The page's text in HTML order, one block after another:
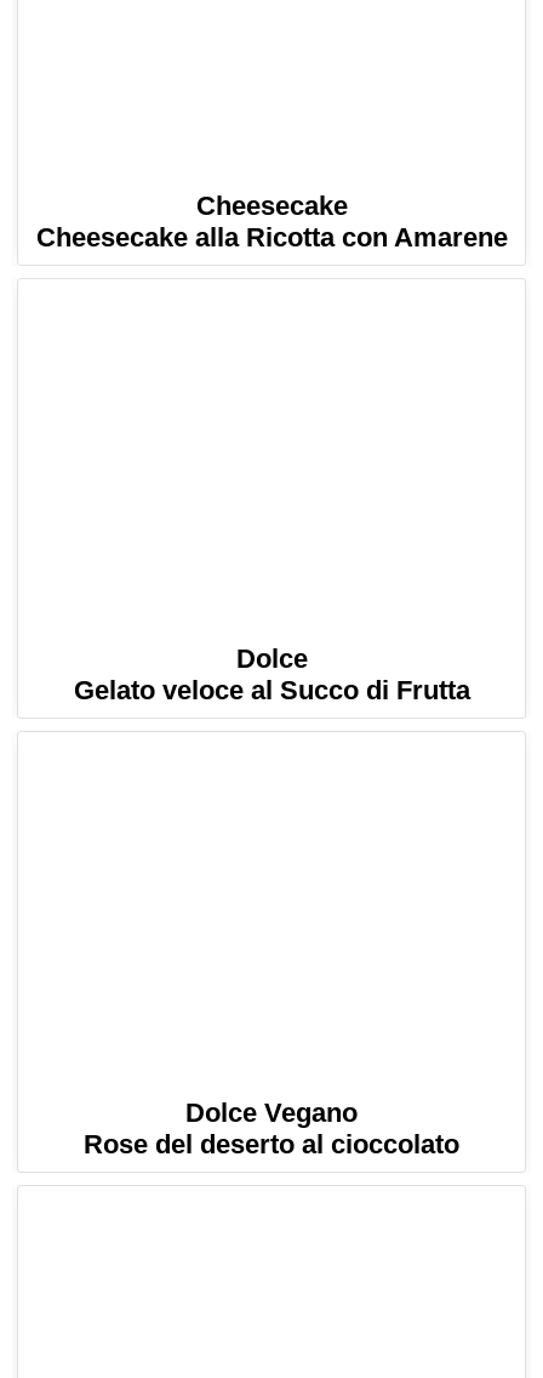
Cheesecake
Cheesecake alla Ricotta con Amarene
Dolce
Gelato veloce al Succo di Frutta
Dolce Vegano
Rose del deserto al cioccolato